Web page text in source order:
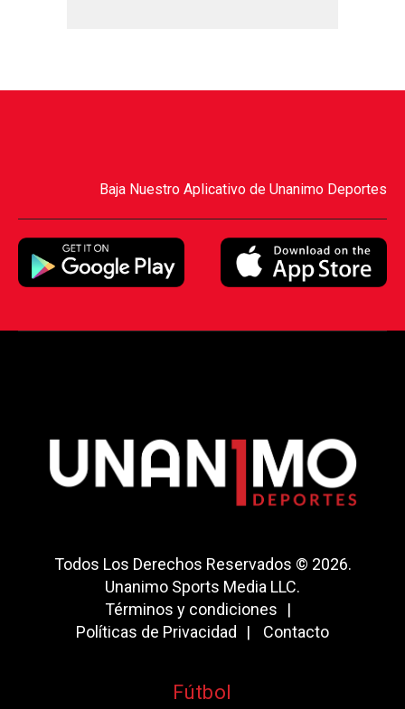
Baja Nuestro Aplicativo de Unanimo Deportes
Todos Los Derechos Reservados © 2026.
Unanimo Sports Media LLC.
Términos y condiciones
Políticas de Privacidad
Contacto
Fútbol